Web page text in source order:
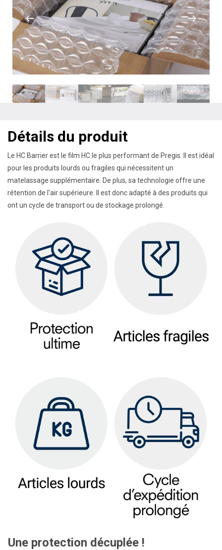
Détails du produit
Le HC Barrier est le film HC le plus performant de Pregis. Il est idéal
pour les produits lourds ou fragiles qui nécessitent un
matelassage supplémentaire. De plus, sa technologie offre une
rétention de l'air supérieure. Il est donc adapté à des produits qui
ont un cycle de transport ou de stockage prolongé.
Une protection décuplée !